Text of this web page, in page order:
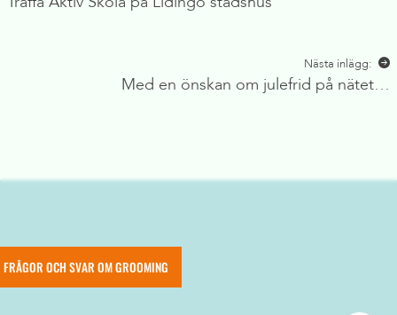
Nästa inlägg:
Med en önskan om julefrid på nätet…
FRÅGOR OCH SVAR OM GROOMING